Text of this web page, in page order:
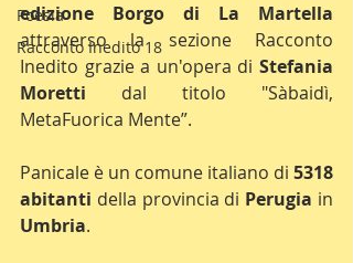
Poesia
Racconto Inedito 18
edizione Borgo di La Martella
attraverso la sezione Racconto
Inedito grazie a un'opera di Stefania
Moretti dal titolo "Sàbaidì,
MetaFuorica Mente”.
Panicale è un comune italiano di 5318
abitanti della provincia di Perugia
Umbria.